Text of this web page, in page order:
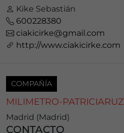
Kike Sebastián
600228380
ciakicirke@gmail.com
http://www.ciakicirke.com
COMPAÑÍA
MILIMETRO-PATRICIARUZ
Madrid (Madrid)
CONTACTO